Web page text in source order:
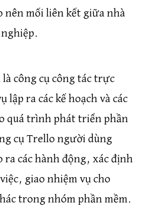
nên mối liên kết giữa nhà
công cụ công tác trực
lập ra các kế hoạch và các
quá trình phát triển phần
cụ Trello người dùng
ra các hành động, xác định
giao nhiệm vụ cho
trong nhóm phần mềm.